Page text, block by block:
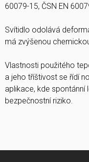
60079-15, ČSN EN
Svítidlo odolává
má zvýšenou
Vlastnosti použitého
a jeho tříštivost se řídí
aplikace, kde
bezpečnostní riziko.